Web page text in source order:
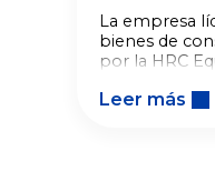
La empresa
bienes de
por la HRC
entorno
Leer más